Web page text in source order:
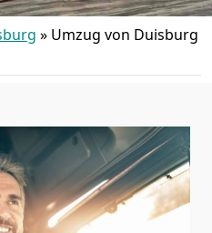
» Umzug von Duisburg